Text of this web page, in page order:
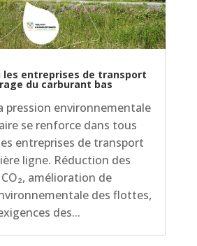
les entreprises de transport
du carburant bas
pression environnementale
se renforce dans tous
entreprises de transport
ligne. Réduction des
amélioration de
des flottes,
des...